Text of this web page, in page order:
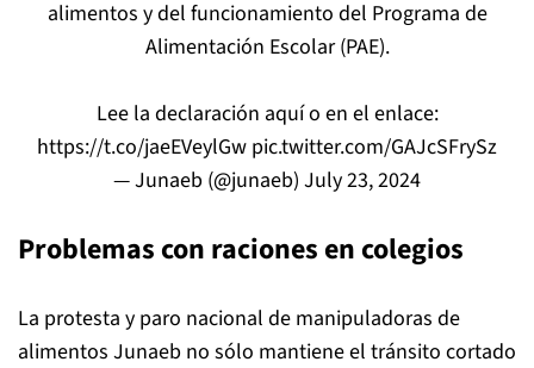
alimentos y del funcionamiento del Programa de
Alimentación Escolar (PAE).
Lee la declaración aquí o en el enlace:
https://t.co/jaeEVeylGw pic.twitter.com/GAJcSFrySz
— Junaeb (@junaeb) July 23, 2024
Problemas con raciones en colegios
La protesta y paro nacional de manipuladoras de
alimentos Junaeb no sólo mantiene el tránsito cortado